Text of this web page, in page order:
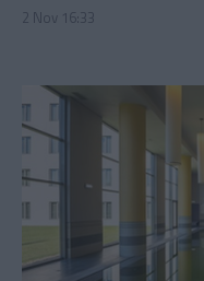
2 Nov 16:33